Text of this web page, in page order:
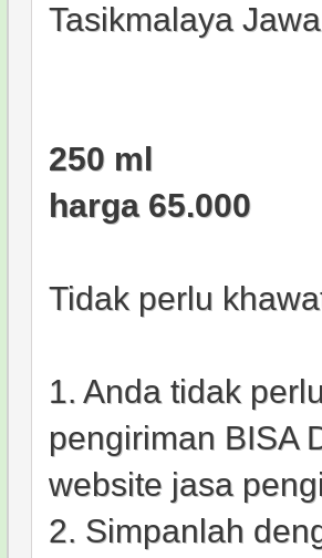
Tasikmalaya
250 ml
harga 65.000
Tidak perlu
1. Anda tidak
pengiriman BISA
website jasa
2. Simpanlah